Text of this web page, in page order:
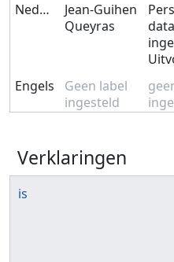
Nederlands
Jean-Guihen
Queyras
Engels
Geen label
ingesteld
Verklaringen
is